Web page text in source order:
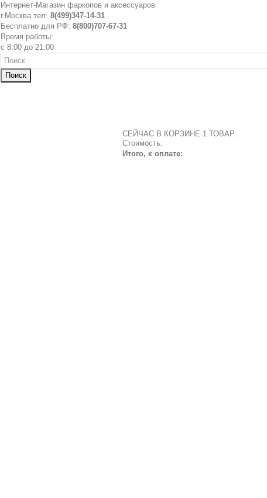
Интернет-Магазин фаркопов и аксессуаров
г.Москва тел: 8(499)347-14-31
Бесплатно для РФ: 8(800)707-67-31
Время работы:
с 8:00 до 21:00
Поиск
СЕЙЧАС В КОРЗИНЕ 1 ТОВАР.
Стоимость:
Итого, к оплате: